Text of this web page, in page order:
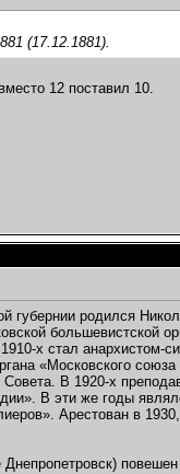
(17.12.1881).
12 поставил 10.
губернии родился
большевистской
х стал анархистом-
«Московского
Совета. В 1920-х
В эти же годы
Арестован в